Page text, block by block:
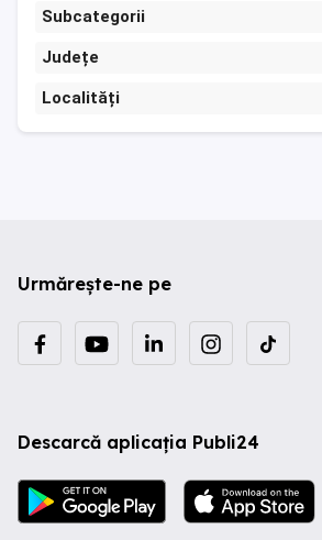
Subcategorii
Județe
Localități
Urmărește-ne pe
Descarcă aplicația Publi24